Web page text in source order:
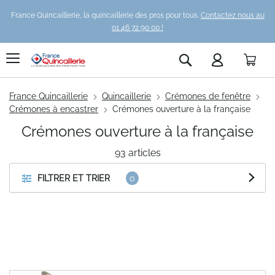
France Quincaillerie, la quincaillerie des pros pour tous. Contactez nous au
01 46 72 90 00 !
Rechercher
France Quincaillerie Quincaillerie
Crémones de fenêtre
Crémones à encastrer
Crémones ouverture à la française
FILTRER ET TRIER
93 articles
Crémones ouverture à la française